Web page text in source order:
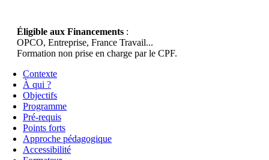
Éligible aux Financements :
OPCO, Entreprise, France Travail...
Formation non prise en charge par le CPF.
Contexte
À qui ?
Objectifs
Programme
Pré-requis
Points forts
Approche pédagogique
Accessibilité